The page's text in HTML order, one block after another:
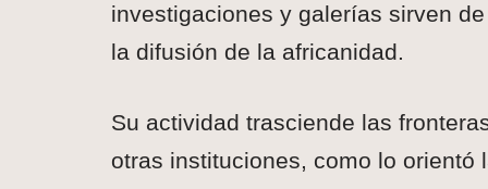
investigaciones y galerías sirven
la difusión de la africanidad.
Su actividad trasciende las
otras instituciones, como lo orientó